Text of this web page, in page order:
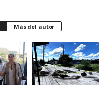
Más del autor